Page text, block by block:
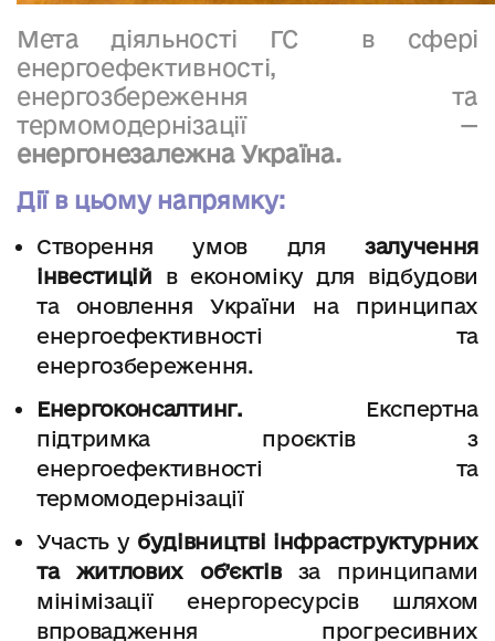
Мета діяльності ГС в сфері
енергоефективності,
енергозбереження та
термомодернізації —
енергонезалежна Україна.
Дії в цьому напрямку:
Створення умов для залучення
інвестицій в економіку для відбудови
та оновлення України на принципах
енергоефективності та
енергозбереження.
Енергоконсалтинг. Експертна
підтримка проєктів з
енергоефективності та
термомодернізації
Участь у будівництві інфраструктурних
та житлових об’єктів за принципами
мінімізації енергоресурсів шляхом
впровадження прогресивних